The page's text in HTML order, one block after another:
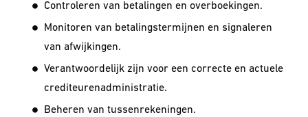
Controleren van betalingen en overboekingen.
Monitoren van betalingstermijnen en signaleren
van afwijkingen.
Verantwoordelijk zijn voor een correcte en actuele
crediteurenadministratie.
Beheren van tussenrekeningen.